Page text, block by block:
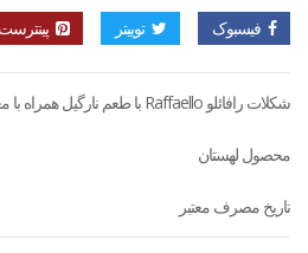
فیسبوک توییتر پینترست
شکلات رافائلو Raffaello با طعم نارگیل همراه با مغز بادام وزن 30 گرم
محصول لهستان
تاریخ مصرف معتبر